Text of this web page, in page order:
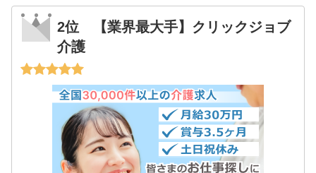
2位 【業界最大手】クリックジョブ
介護